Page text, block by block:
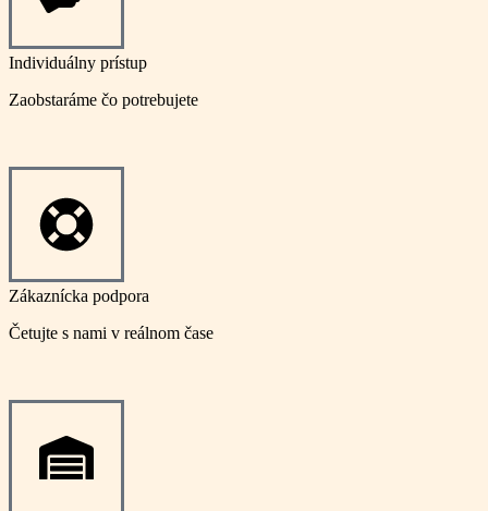
Individuálny prístup
Zaobstaráme čo potrebujete
Zákaznícka podpora
Četujte s nami v reálnom čase